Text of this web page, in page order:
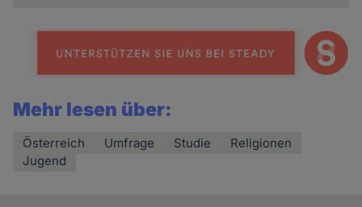
Mehr lesen über:
Österreich Umfrage Studie
Religionen
Jugend